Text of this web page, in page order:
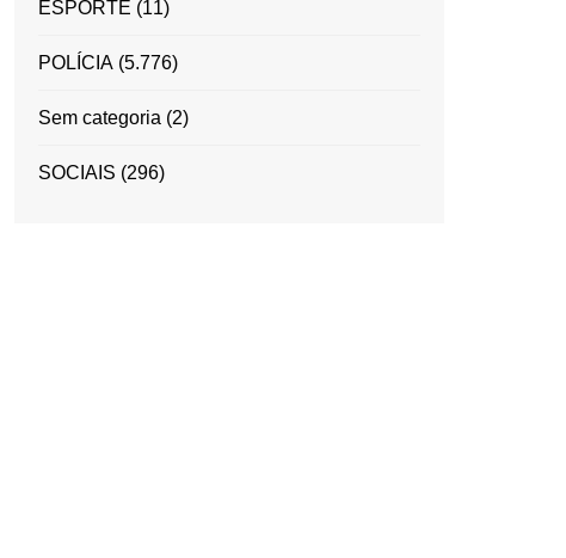
ESPORTE (11)
POLÍCIA (5.776)
Sem categoria (2)
SOCIAIS (296)